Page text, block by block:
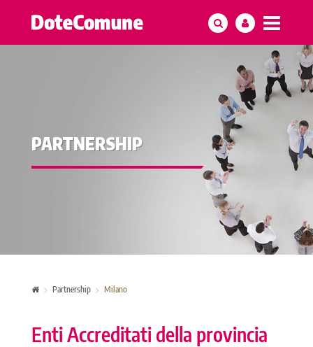
PARTNERSHIP
Partnership Milano
Enti Accreditati della provincia